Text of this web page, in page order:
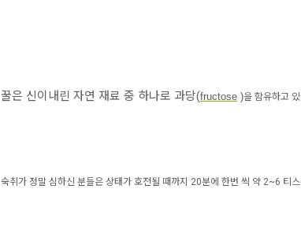
꿀은 신이내린 자연 재료 중 하나로 과당(fructose )을 함유하고
숙취가 정말 심하신 분들은 상태가 호전될 때까지 20분에 한번 씩 약 2~6 티